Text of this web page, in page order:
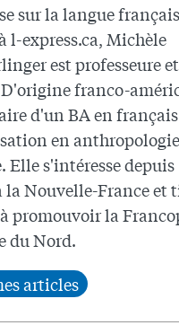
sur la langue
l-express.ca, Michèle
est professeure et
franco-
d'un BA en français
en
s'intéresse depuis
la Nouvelle-France et
promouvoir la
du Nord.